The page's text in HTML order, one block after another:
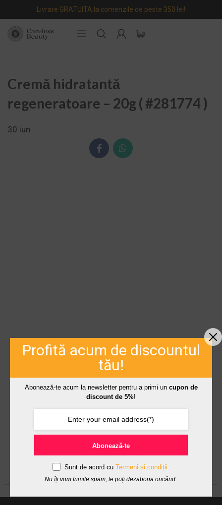
Livrare GRATUITA la comenzile de peste 350 lei!
Cremă hidratantă
regeneratoare – 20g ( #281774 )
30 iun.
Profită acum de discountul
tău!
Abonează-te acum la newsletter pentru a primi un cupon de
discount de 5%!
Abonează-te
Sunt de acord cu Termeni și condiții.
Nu îți vom trimite spam, te poți dezabona oricând.